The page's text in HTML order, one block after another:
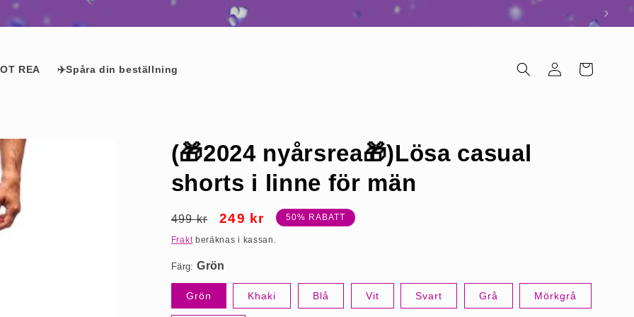
REA ✈️Spåra din beställning Varukorg
(🎁2024 nyårsrea🎁)Lösa casual
shorts i linne för män
Ordinarie
pris
499 kr Försäljningspris
249 kr 50% RABATT
Fraktberäknas i kassan.
Färg:
Grön Khaki Blå Vit Svart Grå Mörkgrå